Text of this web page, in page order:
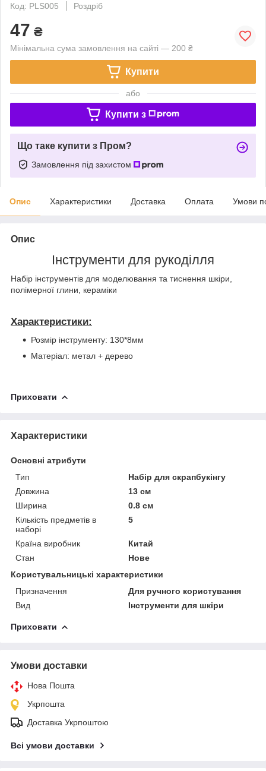
Код: PLS005
Роздріб
47 ₴
Мінімальна сума замовлення на сайті — 200 ₴
Купити
або
Купити з
Що таке купити з Пром?
Замовлення під захистом
Опис Характеристики Доставка Оплата Умови
Опис
Інструменти для рукоділля
Набір інструментів для моделювання та тиснення шкіри,
полімерної глини, кераміки
Характеристики:
Розмір інструменту: 130*8мм
Матеріал: метал + дерево
Приховати
Характеристики
Основні атрибути
Тип
Набір для скрапбукінгу
Довжина
13 см
Ширина
0.8 см
Кількість предметів в
наборі
5
Країна виробник
Китай
Стан
Нове
Користувальницькі характеристики
Призначення
Для ручного користування
Вид
Інструменти для шкіри
Приховати
Умови доставки
Нова Пошта
Укрпошта
Доставка Укрпоштою
Всі умови доставки